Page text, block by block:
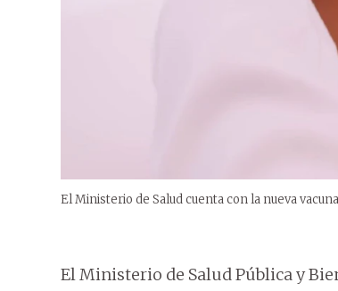
El Ministerio de Salud cuenta con la nueva
El Ministerio de Salud Pública y